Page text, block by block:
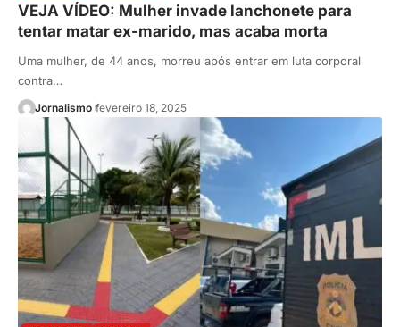
VEJA VÍDEO: Mulher invade lanchonete para
tentar matar ex-marido, mas acaba morta
Uma mulher, de 44 anos, morreu após entrar em luta corporal
contra…
Jornalismo fevereiro 18, 2025